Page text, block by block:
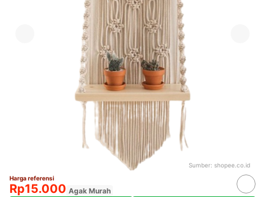
Sumber: shopee.co.id
Harga referensi
Rp15.000 Agak Murah